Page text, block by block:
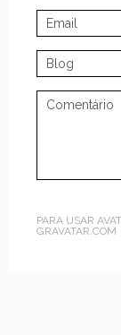
PARA USAR
GRAVATAR.COM